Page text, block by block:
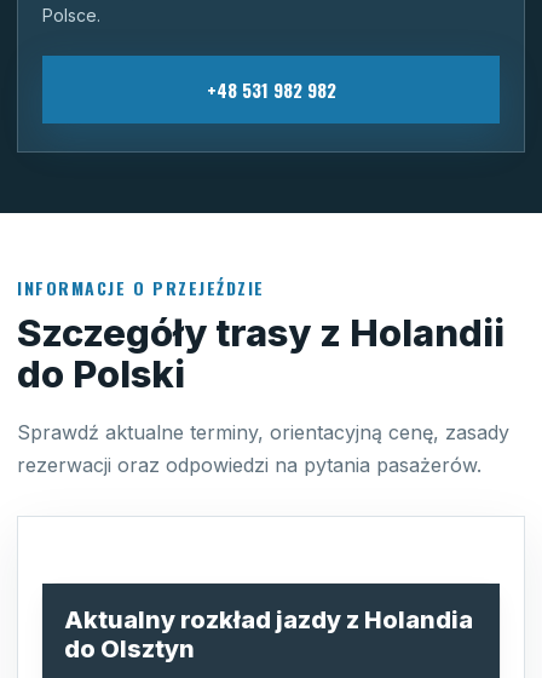
Polsce.
+48 531 982 982
INFORMACJE O PRZEJEŹDZIE
Szczegóły trasy z Holandii
do Polski
Sprawdź aktualne terminy, orientacyjną cenę, zasady
rezerwacji oraz odpowiedzi na pytania pasażerów.
Aktualny rozkład jazdy z Holandia
do Olsztyn